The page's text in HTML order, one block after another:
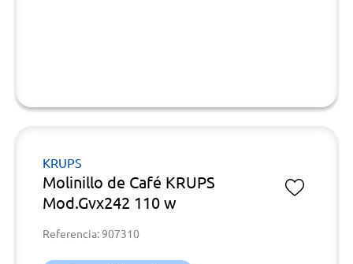
KRUPS
Molinillo de Café KRUPS
Mod.Gvx242 110 w
Referencia: 907310